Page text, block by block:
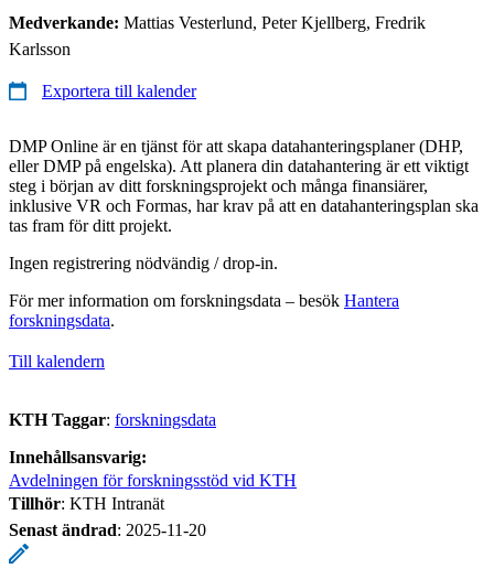
Medverkande: Mattias Vesterlund, Peter Kjellberg, Fredrik
Karlsson
Exportera till kalender
DMP Online är en tjänst för att skapa datahanteringsplaner (DHP,
eller DMP på engelska). Att planera din datahantering är ett viktigt
steg i början av ditt forskningsprojekt och många finansiärer,
inklusive VR och Formas, har krav på att en datahanteringsplan ska
tas fram för ditt projekt.
Ingen registrering nödvändig / drop-in.
För mer information om forskningsdata – besök Hantera
forskningsdata.
Till kalendern
KTH Taggar: forskningsdata
Innehållsansvarig:
Avdelningen för forskningsstöd vid KTH
Tillhör: KTH Intranät
Senast ändrad: 2025-11-20